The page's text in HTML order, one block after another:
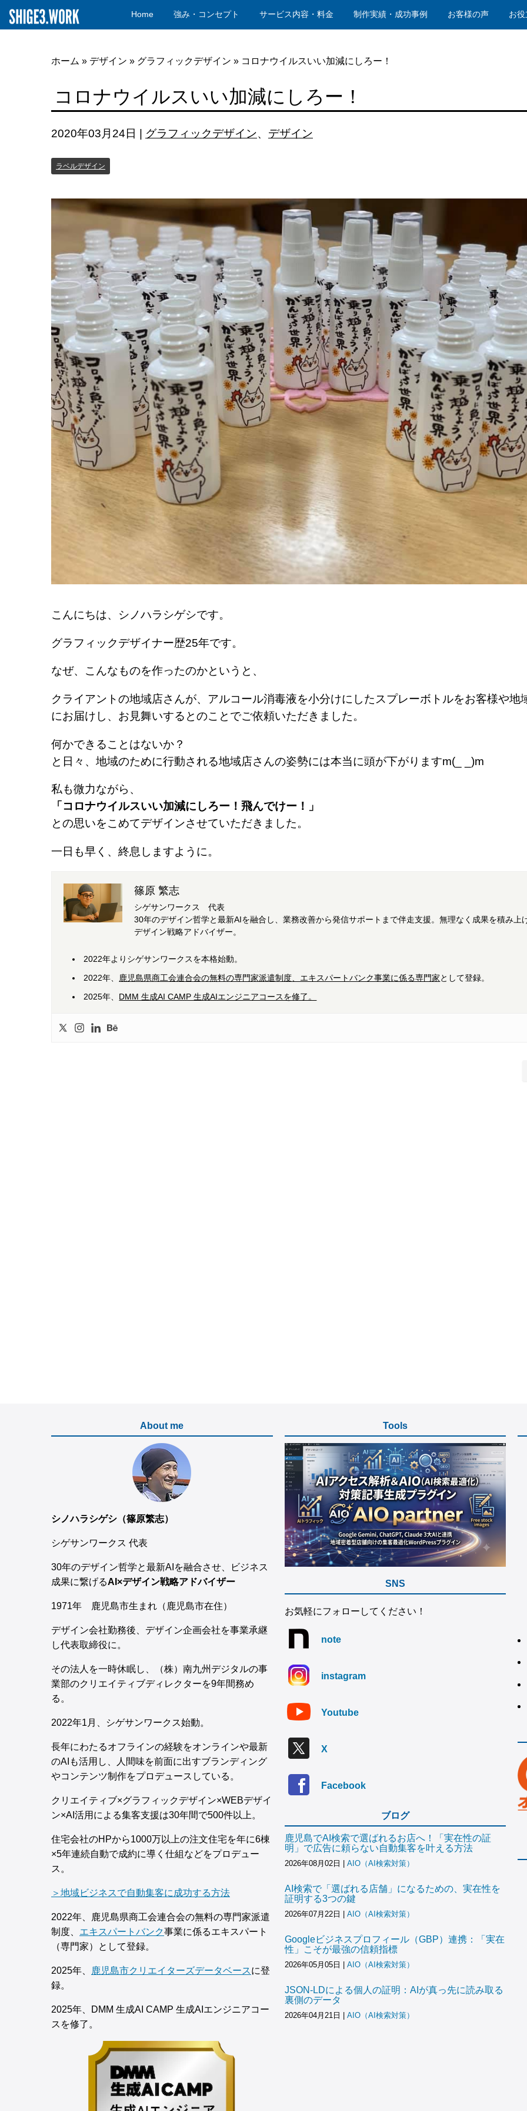
Home 強み・コンセプト サービス内容・料金 制作実績・成功事例 お客様の声 お
ホーム » デザイン » グラフィックデザイン » コロナウイルスいい加減にしろー！
コロナウイルスいい加減にしろー！
2020年03月24日 グラフィックデザイン、 デザイン
ラベルデザイン
こんにちは、シノハラシゲシです。
グラフィックデザイナー歴25年です。
なぜ、こんなものを作ったのかというと、
クライアントの地域店さんが、アルコール消毒液を小分けにしたスプレーボトルをお客様や地
にお届けし、お見舞いするとのことでご依頼いただきました。
何かできることはないか？
と日々、地域のために行動される地域店さんの姿勢には本当に頭が下がりますm(_ _)m
私も微力ながら、
「コロナウイルスいい加減にしろー！飛んでけー！」
との思いをこめてデザインさせていただきました。
一日も早く、終息しますように。
篠原 繁志
シゲサンワークス 代表
30年のデザイン哲学と最新AIを融合し、業務改善から発信サポートまで伴走支援。無理なく成果を積み上
デザイン戦略アドバイザー。
2022年よりシゲサンワークスを本格始動。
2022年、 鹿児島県商工会連合会の無料の専門家派遣制度、エキスパートバンク事業に係る専門家として登録。
2025年、 DMM 生成AI CAMP 生成AIエンジニアコースを修了。
About me
シノハラシゲシ（篠原繁志）
シゲサンワークス 代表
30年のデザイン哲学と最新AIを融合させ、ビジネス
成果に繋げるAI×デザイン戦略アドバイザー
1971年 鹿児島市生まれ（鹿児島市在住）
デザイン会社勤務後、デザイン企画会社を事業承継
し代表取締役に。
その法人を一時休眠し、（株）南九州デジタルの事
業部のクリエイティブディレクターを9年間務め
る。
2022年1月、シゲサンワークス始動。
長年にわたるオフラインの経験をオンラインや最新
のAIも活用し、人間味を前面に出すブランディング
やコンテンツ制作をプロデュースしている。
クリエイティブ×グラフィックデザイン×WEBデザイ
ン×AI活用による集客支援は30年間で500件以上。
住宅会社のHPから1000万以上の注文住宅を年に6棟
×5年連続自動で成約に導く仕組などをプロデュー
ス。
＞地域ビジネスで自動集客に成功する方法
2022年、鹿児島県商工会連合会の無料の専門家派遣
制度、 エキスパートバンク事業に係るエキスパート
（専門家）として登録。
2025年、 鹿児島市クリエイターズデータベースに登
録。
2025年、DMM 生成AI CAMP 生成AIエンジニアコー
スを修了。
Tools
SNS
お気軽にフォローしてください！
note
instagram
Youtube
X
Facebook
ブログ
鹿児島でAI検索で選ばれるお店へ！「実在性の証
明」で広告に頼らない自動集客を叶える方法
2026年08月02日 AIO（AI検索対策）
AI検索で「選ばれる店舗」になるための、実在性を
証明する3つの鍵
2026年07月22日 AIO（AI検索対策）
Googleビジネスプロフィール（GBP）連携：「実在
性」こそが最強の信頼指標
2026年05月05日 AIO（AI検索対策）
JSON-LDによる個人の証明：AIが真っ先に読み取る
裏側のデータ
2026年04月21日 AIO（AI検索対策）